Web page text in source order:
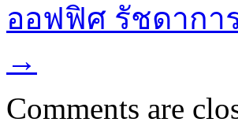
ออฟฟิศ รัชดากา
→
Comments are